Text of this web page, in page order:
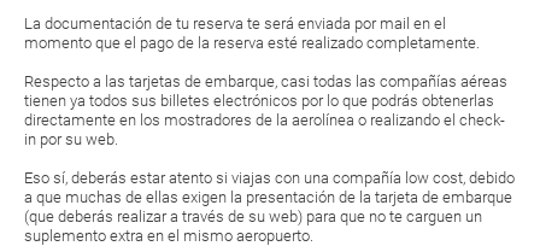
La documentación de tu reserva te será enviada por mail en el
momento que el pago de la reserva esté realizado completamente.
Respecto a las tarjetas de embarque, casi todas las compañías aéreas
tienen ya todos sus billetes electrónicos por lo que podrás obtenerlas
directamente en los mostradores de la aerolínea o realizando el check-
in por su web.
Eso sí, deberás estar atento si viajas con una compañía low cost, debido
a que muchas de ellas exigen la presentación de la tarjeta de embarque
(que deberás realizar a través de su web) para que no te carguen un
suplemento extra en el mismo aeropuerto.